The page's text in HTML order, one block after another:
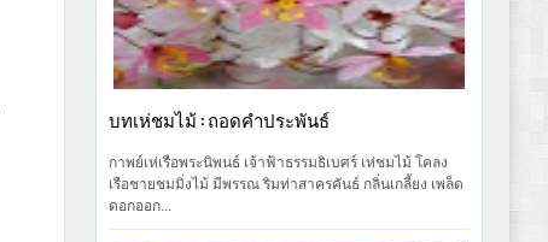
บทเห่ชมไม้ : ถอดคำประพันธ์
กาพย์เห่เรือพระนิพนธ์ เจ้าฟ้าธรรมธิเบศร์ เห่ชมไม้ โคลง
เรือชายชมมิ่งไม้ มีพรรณ ริมท่าสาครคันธ์ กลิ่นเกลี้ยง เพล็ด
ดอกออก...